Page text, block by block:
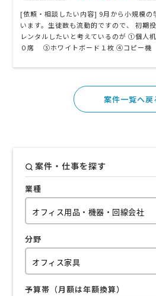
[依頼・相談したい内容] 9月から小規模の
います。生徒数も流動的ですので、 初期
レンタルしたいと考えているのが ①個
０席 ③ホワイトボード１枚 ④コピー
メートルぐらいの仕切り ⑨個人ロッ
案件一覧へ戻
案件・仕事を探す
業種
分野
予算帯（月額は年額換算）